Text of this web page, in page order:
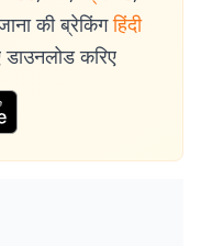
की ब्रेकिंग हिंदी
करिए